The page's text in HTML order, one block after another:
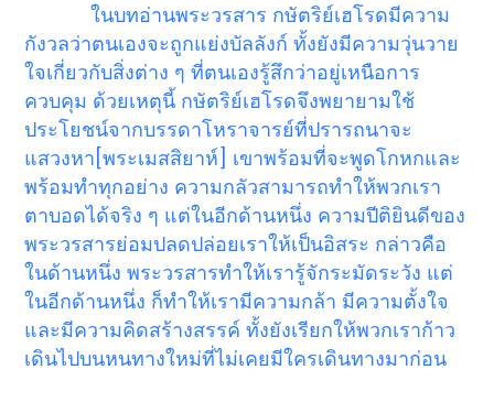
ในบทอ่านพระวรสาร กษัตริย์เฮโรดมีความ
กังวลว่าตนเองจะถูกแย่งบัลลังก์ ทั้งยังมีความวุ่นวาย
ใจเกี่ยวกับสิ่งต่าง ๆ ที่ตนเองรู้สึกว่าอยู่เหนือการ
ควบคุม ด้วยเหตุนี้ กษัตริย์เฮโรดจึงพยายามใช้
ประโยชน์จากบรรดาโหราจารย์ที่ปรารถนาจะ
แสวงหา[พระเมสสิยาห์] เขาพร้อมที่จะพูดโกหกและ
พร้อมทำทุกอย่าง ความกลัวสามารถทำให้พวกเรา
ตาบอดได้จริง ๆ แต่ในอีกด้านหนึ่ง ความปีติยินดีของ
พระวรสารย่อมปลดปล่อยเราให้เป็นอิสระ กล่าวคือ
ในด้านหนึ่ง พระวรสารทำให้เรารู้จักระมัดระวัง แต่
ในอีกด้านหนึ่ง ก็ทำให้เรามีความกล้า มีความตั้งใจ
และมีความคิดสร้างสรรค์ ทั้งยังเรียกให้พวกเราก้าว
เดินไปบนหนทางใหม่ที่ไม่เคยมีใครเดินทางมาก่อน